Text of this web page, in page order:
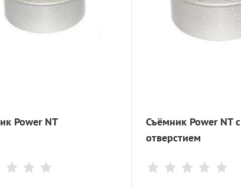
Power NT
Съёмник Power NT с
отверстием